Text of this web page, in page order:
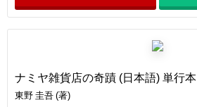
ナミヤ雑貨店の奇蹟 (日本語) 単行本
東野 圭吾 (著)